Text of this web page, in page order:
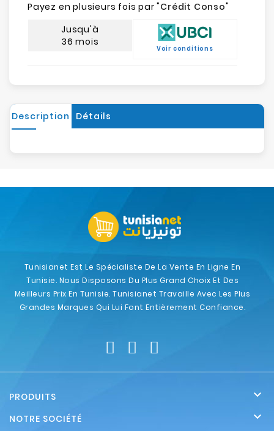
Payez en plusieurs fois par "Crédit Conso"
Jusqu'à
36 mois
Voir conditions
Description Détails
Tunisianet Est Le Spécialiste De La Vente En Ligne En
Tunisie. Nous Disposons Du Plus Grand Choix Et Des
Meilleurs Prix En Tunisie. Tunisianet Travaille Avec Les Plus
Grandes Marques Qui Lui Font Entièrement Confiance.
PRODUITS 
NOTRE SOCIÉTÉ 